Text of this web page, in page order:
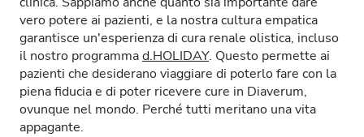
vero potere ai pazienti, e la nostra cultura empatica
garantisce un'esperienza di cura renale olistica, incluso
il nostro programmad.HOLIDAY. Questo permette ai
pazienti che desiderano viaggiare di poterlo fare con la
piena fiducia e di poter ricevere cure in Diaverum,
ovunque nel mondo. Perché tutti meritano una vita
appagante.